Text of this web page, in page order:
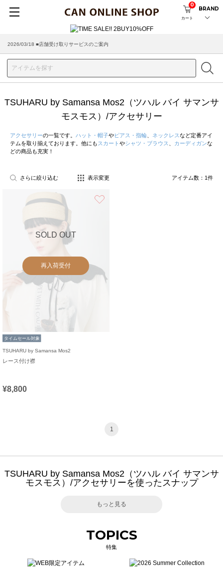
カート
0
BRAND
2026/03/18 ■店舗受け取りサービスのご案内
TSUHARU by Samansa Mos2（ツハル バイ サマンサ
モスモス）/アクセサリー
アクセサリーの一覧です。 ハット・帽子やピアス・指輪 ネックレスなど定番アイ
テムを取り揃えております。他にも スカート やシャツ・ブラウス カーディガンな
どの商品も充実！
さらに絞り込む 表示変更 アイテム数： 1件
SOLD OUT
再入荷受付
タイムセール対象
TSUHARU by Samansa Mos2
レース付け襟
¥8,800
1
TSUHARU by Samansa Mos2（ツハル バイ サマンサ
モスモス）/アクセサリーを使ったスナップ
もっと見る
TOPICS
特集